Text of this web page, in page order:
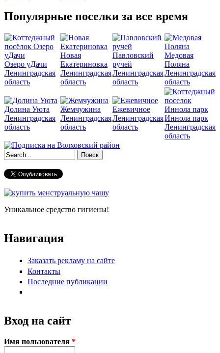
Популярные поселки за все время
Озеро уДачи
Ленинградская
область
Новая
Екатериновка
Ленинградская
область
Павловский
ручей
Ленинградская
область
Медовая
Поляна
Ленинградская
область
Долина Уюта
Ленинградская
область
Жемчужина
Ленинградская
область
Ежевичное
Ленинградская
область
Иннола парк
Ленинградская
область
Форма поиска
Уникальное средство гигиены!
Навигация
Заказать рекламу на сайте
Контакты
Последние публикации
Вход на сайт
Имя пользователя *